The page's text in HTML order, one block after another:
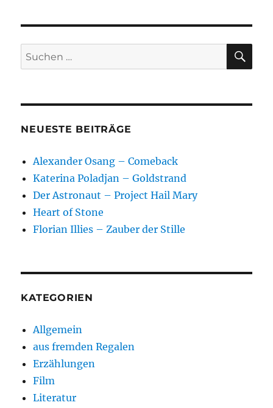
Suchen
nach:
NEUESTE BEITRÄGE
Alexander Osang – Comeback
Katerina Poladjan – Goldstrand
Der Astronaut – Project Hail Mary
Heart of Stone
Florian Illies – Zauber der Stille
KATEGORIEN
Allgemein
aus fremden Regalen
Erzählungen
Film
Literatur